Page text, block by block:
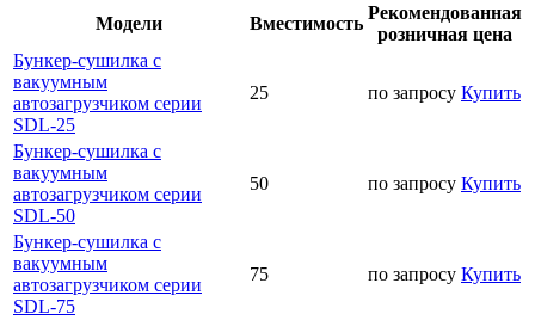
Модели Вместимость
Рекомендованная
розничная цена
Бункер-сушилка с
вакуумным
автозагрузчиком серии
SDL-25
25 по запросу Купить
Бункер-сушилка с
вакуумным
автозагрузчиком серии
SDL-50
50 по запросу Купить
Бункер-сушилка с
вакуумным
автозагрузчиком серии
SDL-75
75 по запросу Купить